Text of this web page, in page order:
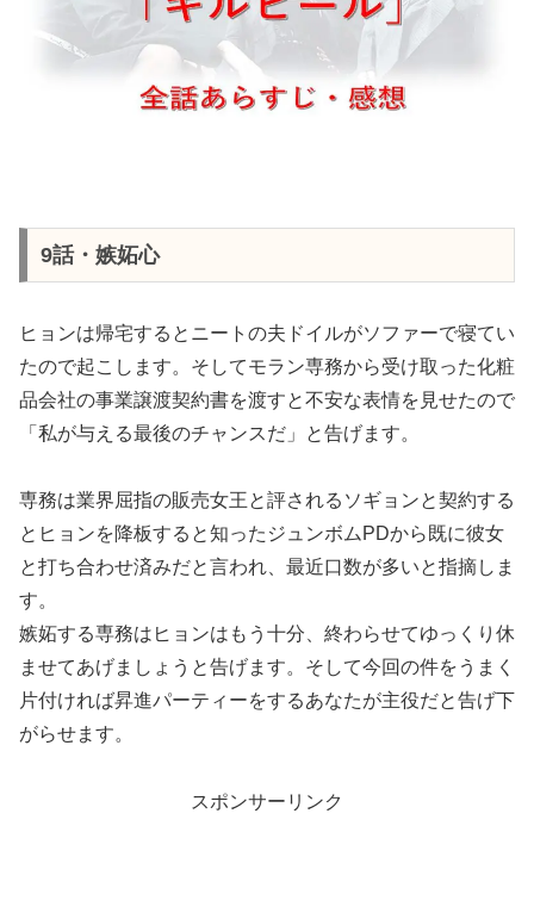
9話・嫉妬心
ヒョンは帰宅するとニートの夫ドイルがソファーで寝てい
たので起こします。そしてモラン専務から受け取った化粧
品会社の事業譲渡契約書を渡すと不安な表情を見せたので
「私が与える最後のチャンスだ」と告げます。
専務は業界屈指の販売女王と評されるソギョンと契約する
とヒョンを降板すると知ったジュンボムPDから既に彼女
と打ち合わせ済みだと言われ、最近口数が多いと指摘しま
す。
嫉妬する専務はヒョンはもう十分、終わらせてゆっくり休
ませてあげましょうと告げます。そして今回の件をうまく
片付ければ昇進パーティーをするあなたが主役だと告げ下
がらせます。
スポンサーリンク